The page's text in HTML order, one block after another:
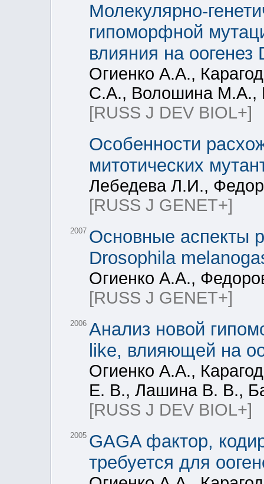
Молекулярно-
гипоморфной
влияния на
Огиенко А.А.,
С.А., Волошина М.А.,
[RUSS J DEV BIOL+]
Особенности
митотических
Лебедева Л.И.,
[RUSS J GENET+]
2007 Основные аспекты
Drosophila
Огиенко А.А.,
[RUSS J GENET+]
2006 Анализ новой
like, влияющей на
Огиенко А.А.,
Е. В., Лашина В. В.,
[RUSS J DEV BIOL+]
2005 GAGA фактор,
требуется для